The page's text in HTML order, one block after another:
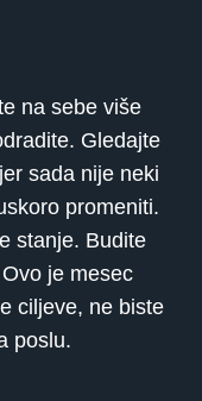
na sebe više
Gledajte
sada nije neki
promeniti.
stanje. Budite
je mesec
ciljeve, ne biste
poslu.